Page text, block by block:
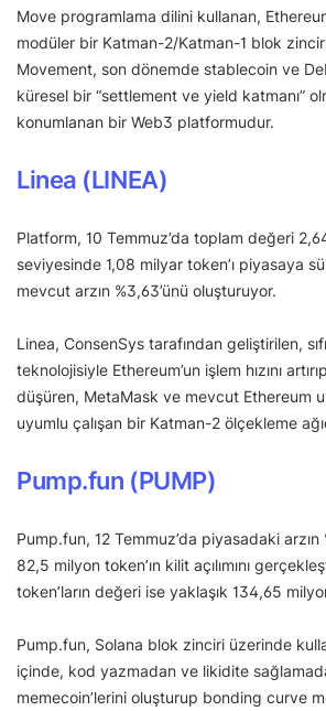
Move programlama dilini kullanan,
modüler bir Katman-2/Katman-1 blok zinciri
Movement, son dönemde stablecoin ve
küresel bir “settlement ve yield katmanı”
konumlanan bir Web3 platformudur.
Linea (LINEA)
Platform, 10 Temmuz’da toplam değeri
seviyesinde 1,08 milyar token’ı piyasaya
mevcut arzın %3,63’ünü oluşturuyor.
Linea, ConsenSys tarafından geliştirilen,
teknolojisiyle Ethereum’un işlem hızını
düşüren, MetaMask ve mevcut Ethereum
uyumlu çalışan bir Katman-2 ölçekleme
Pump.fun (PUMP)
Pump.fun, 12 Temmuz’da piyasadaki arzın
82,5 milyon token’ın kilit açılımını
token’ların değeri ise yaklaşık 134,65
Pump.fun, Solana blok zinciri üzerinde
içinde, kod yazmadan ve likidite
memecoin’lerini oluşturup bonding curve